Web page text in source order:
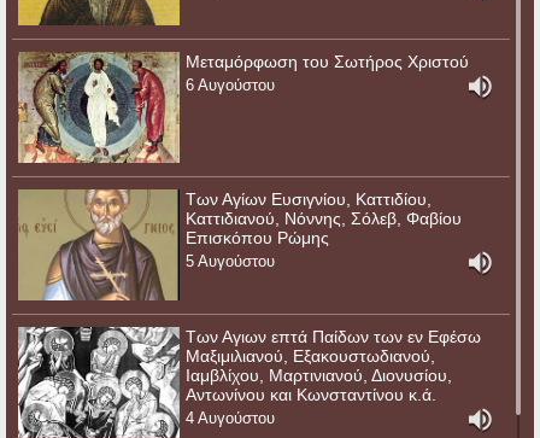
Μεταμόρφωση του Σωτήρος Χριστού
6 Αυγούστου
Των Αγίων Ευσιγνίου, Καττιδίου,
Καττιδιανού, Νόννης, Σόλεβ, Φαβίου
Επισκόπου Ρώμης
5 Αυγούστου
Των Αγιων επτά Παίδων των εν Εφέσω
Μαξιμιλιανού, Εξακουστωδιανού,
Ιαμβλίχου, Μαρτινιανού, Διονυσίου,
Αντωνίνου και Κωνσταντίνου κ.ά.
4 Αυγούστου